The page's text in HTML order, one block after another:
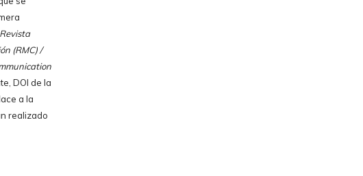
Revista
(RMC) /
DOI de la
a la
realizado